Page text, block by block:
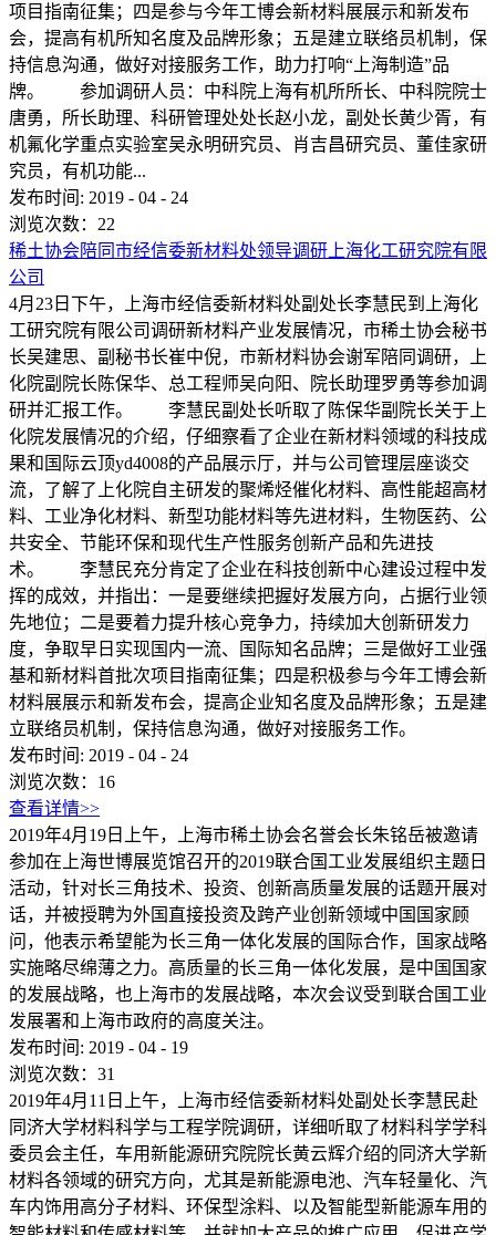
项目指南征集；四是参与今年工博会新材料展展示和新发布
会，提高有机所知名度及品牌形象；五是建立联络员机制，保
持信息沟通，做好对接服务工作，助力打响“上海制造”品
牌。 参加调研人员：中科院上海有机所所长、中科院院士
唐勇，所长助理、科研管理处处长赵小龙，副处长黄少胥，有
机氟化学重点实验室吴永明研究员、肖吉昌研究员、董佳家研
究员，有机功能...
发布时间: 2019 - 04 - 24
浏览次数： 22
稀土协会陪同市经信委新材料处领导调研上海化工研究院有限
公司
4月23日下午，上海市经信委新材料处副处长李慧民到上海化
工研究院有限公司调研新材料产业发展情况，市稀土协会秘书
长吴建思、副秘书长崔中倪，市新材料协会谢军陪同调研，上
化院副院长陈保华、总工程师吴向阳、院长助理罗勇等参加调
研并汇报工作。 李慧民副处长听取了陈保华副院长关于上
化院发展情况的介绍，仔细察看了企业在新材料领域的科技成
果和国际云顶yd4008的产品展示厅，并与公司管理层座谈交
流，了解了上化院自主研发的聚烯烃催化材料、高性能超高材
料、工业净化材料、新型功能材料等先进材料，生物医药、公
共安全、节能环保和现代生产性服务创新产品和先进技
术。 李慧民充分肯定了企业在科技创新中心建设过程中发
挥的成效，并指出：一是要继续把握好发展方向，占据行业领
先地位；二是要着力提升核心竞争力，持续加大创新研发力
度，争取早日实现国内一流、国际知名品牌；三是做好工业强
基和新材料首批次项目指南征集；四是积极参与今年工博会新
材料展展示和新发布会，提高企业知名度及品牌形象；五是建
立联络员机制，保持信息沟通，做好对接服务工作。
发布时间: 2019 - 04 - 24
浏览次数： 16
查看详情>>
2019年4月19日上午，上海市稀土协会名誉会长朱铭岳被邀请
参加在上海世博展览馆召开的2019联合国工业发展组织主题日
活动，针对长三角技术、投资、创新高质量发展的话题开展对
话，并被授聘为外国直接投资及跨产业创新领域中国国家顾
问，他表示希望能为长三角一体化发展的国际合作，国家战略
实施略尽绵薄之力。高质量的长三角一体化发展，是中国国家
的发展战略，也上海市的发展战略，本次会议受到联合国工业
发展署和上海市政府的高度关注。
发布时间: 2019 - 04 - 19
浏览次数： 31
2019年4月11日上午，上海市经信委新材料处副处长李慧民赴
同济大学材料科学与工程学院调研，详细听取了材料科学学科
委员会主任，车用新能源研究院院长黄云辉介绍的同济大学新
材料各领域的研究方向，尤其是新能源电池、汽车轻量化、汽
车内饰用高分子材料、环保型涂料、以及智能型新能源车用的